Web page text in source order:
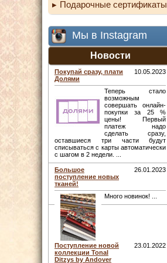
Подарочные сертификаты
Мы в Instagram
Новости
Покупай сразу, плати
Долями
10.05.2023
Теперь стало
возможным
совершать онлайн-
покупки за 25 %
цены! Первый
платеж надо
сделать сразу,
оставшиеся три части будут
списываться с карты автоматически
с шагом в 2 недели. ...
Большое
поступление новых
тканей!
26.01.2023
Много новинок! ...
Поступление новой
коллекции Tonal
Ditzys by Andover
23.01.2022